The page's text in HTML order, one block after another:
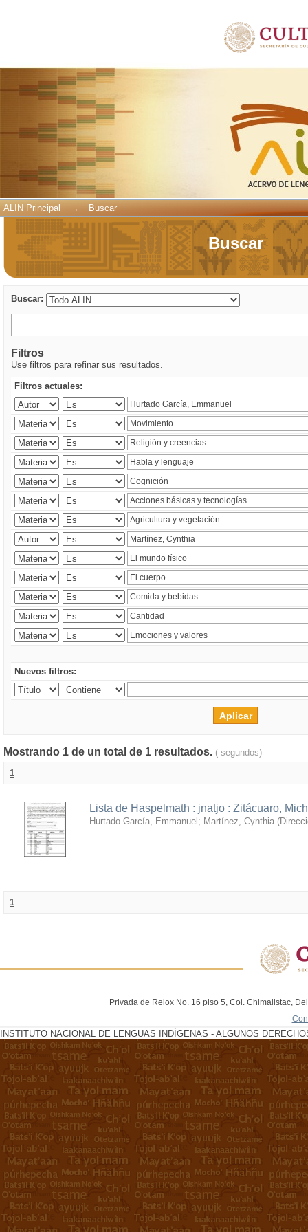
ALIN Principal → Buscar
Buscar
Buscar:
Filtros
Use filtros para refinar sus resultados.
Filtros actuales:
Nuevos filtros:
Mostrando 1 de un total de 1 resultados. ( segundos)
1
Lista de Haspelmath : jnatjo : Zitácuaro,
Hurtado García, Emmanuel ; Martínez, Cynthia (
1
Privada de Relox No. 16 piso 5, Col. Chimalistac,
INSTITUTO NACIONAL DE LENGUAS INDÍGENAS - ALGUNOS